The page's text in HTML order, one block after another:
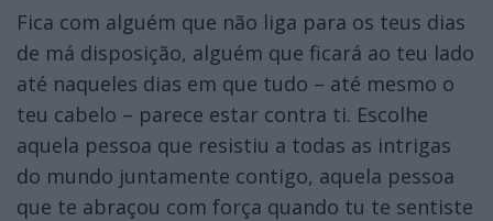
Fica com alguém que não liga para os teus dias
de má disposição, alguém que ficará ao teu lado
até naqueles dias em que tudo – até mesmo o
teu cabelo – parece estar contra ti. Escolhe
aquela pessoa que resistiu a todas as intrigas
do mundo juntamente contigo, aquela pessoa
que te abraçou com força quando tu te sentiste